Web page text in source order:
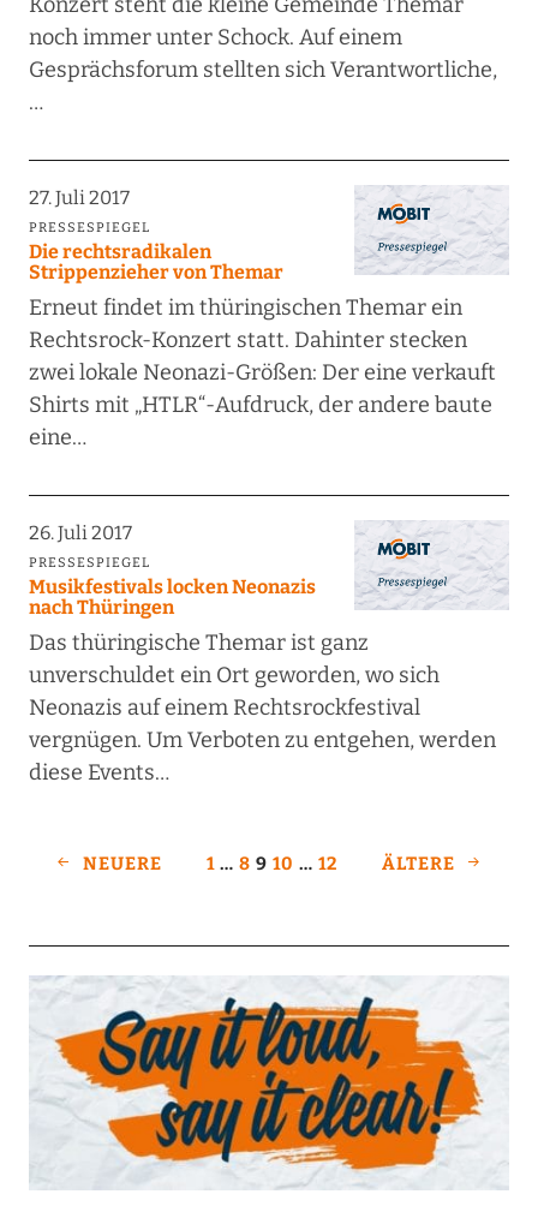
noch immer unter Schock. Auf einem
Gesprächsforum stellten sich Verantwortliche,
…
27. Juli 2017
PRESSESPIEGEL
Die rechtsradikalen
Strippenzieher von Themar
Erneut findet im thüringischen Themar ein
Rechtsrock-Konzert statt. Dahinter stecken
zwei lokale Neonazi-Größen: Der eine verkauft
Shirts mit „HTLR“-Aufdruck, der andere baute
eine…
26. Juli 2017
PRESSESPIEGEL
Musikfestivals locken Neonazis
nach Thüringen
Das thüringische Themar ist ganz
unverschuldet ein Ort geworden, wo sich
Neonazis auf einem Rechtsrockfestival
vergnügen. Um Verboten zu entgehen, werden
diese Events…
NEUERE 1 … 8 9 10 … 12 ÄLTERE